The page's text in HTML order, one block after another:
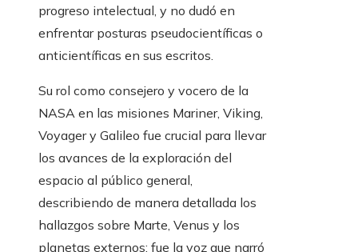
progreso intelectual, y no dudó en
enfrentar posturas pseudocientíficas o
anticientíficas en sus escritos.
Su rol como consejero y vocero de la
NASA en las misiones Mariner, Viking,
Voyager y Galileo fue crucial para llevar
los avances de la exploración del
espacio al público general,
describiendo de manera detallada los
hallazgos sobre Marte, Venus y los
planetas externos; fue la voz que narró